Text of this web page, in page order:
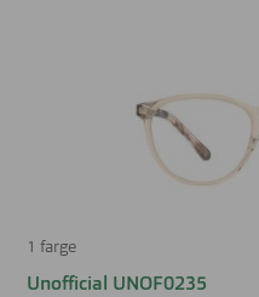
1 farge
Unofficial UNOF0235